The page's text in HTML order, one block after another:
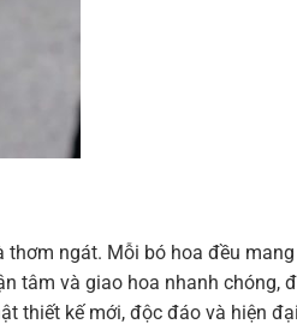
ngát. Mỗi bó hoa đều
tâm và giao hoa nhanh chóng,
thiết kế mới, độc đáo và hiện